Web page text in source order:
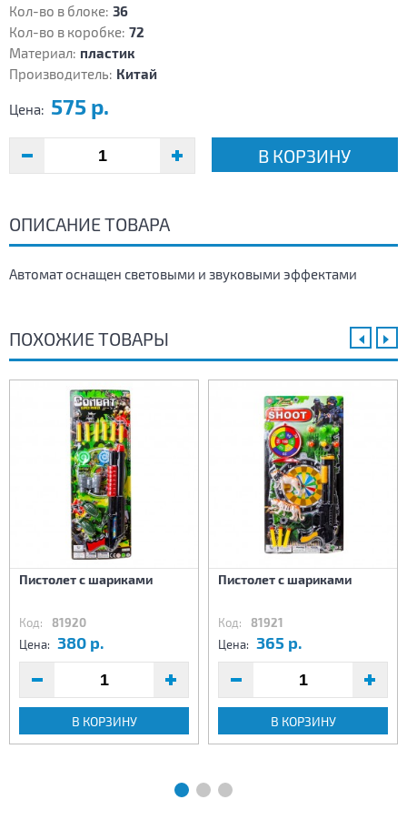
Кол-во в блоке: 36
Кол-во в коробке: 72
Материал: пластик
Производитель: Китай
Цена: 575 р.
В КОРЗИНУ
ОПИСАНИЕ ТОВАРА
Автомат оснащен световыми и звуковыми эффектами
ПОХОЖИЕ ТОВАРЫ
Пистолет с шариками
Код: 81920
Цена: 380 р.
В КОРЗИНУ
Пистолет с шариками
Код: 81921
Цена: 365 р.
В КОРЗИНУ